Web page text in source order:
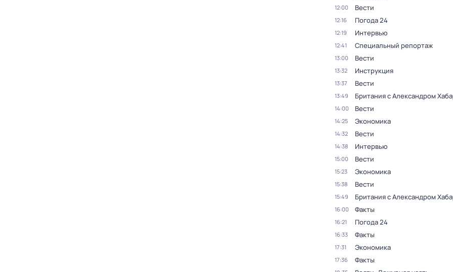
12:00 Вести
12:16 Погода 24
12:19 Интервью
12:41 Специальный репортаж
13:00 Вести
13:32 Инструкция
13:37 Вести
13:49 Британия с Александром
14:00 Вести
14:25 Экономика
14:32 Вести
14:38 Интервью
15:00 Вести
15:23 Экономика
15:38 Вести
15:49 Британия с Александром
16:00 Факты
16:21 Погода 24
16:33 Факты
17:31 Экономика
17:36 Факты